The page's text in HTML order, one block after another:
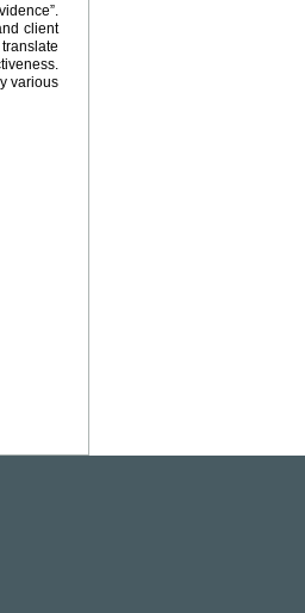
client
various